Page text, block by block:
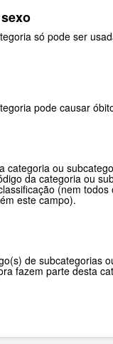
só pode ser
pode causar
categoria ou
da categoria ou
(nem todos
este campo).
de subcategorias
fazem parte desta